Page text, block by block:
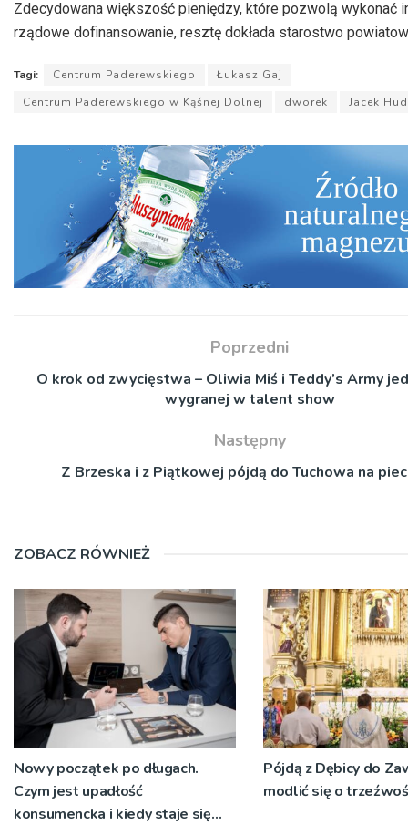
Zdecydowana większość pieniędzy, które pozwolą wykonać
rządowe dofinansowanie, resztę dokłada starostwo
Tagi: Centrum Paderewskiego
Łukasz Gaj
Centrum Paderewskiego w Kąśnej Dolnej
dworek Jacek
Poprzedni
O krok od zwycięstwa – Oliwia Miś i Teddy’s Army
wygranej w talent show
Następny
Z Brzeska i z Piątkowej pójdą do Tuchowa na
ZOBACZ RÓWNIEŻ
Nowy początek po długach.
Czym jest upadłość
konsumencka i kiedy staje się
Pójdą z Dębicy do
modlić się o